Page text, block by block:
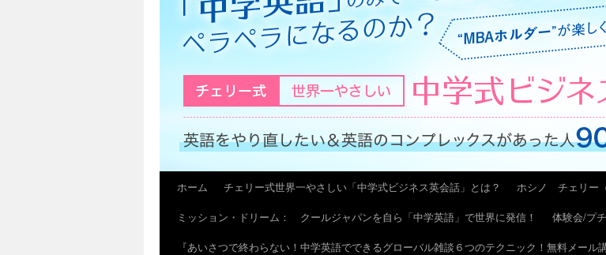
ホーム チェリー式世界一やさしい「中学式ビジネス英会話」とは？
ホシノ チェリー
ミッション・ドリーム： クールジャパンを自ら「中学英語」で世界に発信！
体験会/プ
『あいさつで終わらない！中学英語でできるグローバル雑談６つのテクニック！無料メール